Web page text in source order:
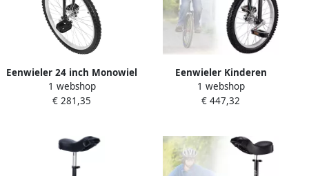
Eenwieler 24 inch Monowiel
Balansfiets Balanstraining
Fitness In hoogte
1 webshop
€ 281,35
Eenwieler Kinderen
Loopfiets Balans
Buitensport Fitness Antislip
1 webshop
€ 447,32